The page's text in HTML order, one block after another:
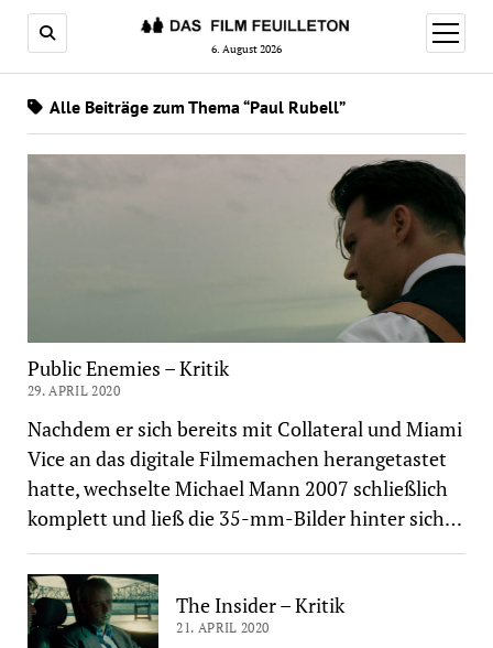
6. August 2026
Menü
öffnen
Alle Beiträge zum Thema “Paul Rubell”
Public Enemies – Kritik
29. APRIL 2020
Nachdem er sich bereits mit Collateral und Miami
Vice an das digitale Filmemachen herangetastet
hatte, wechselte Michael Mann 2007 schließlich
komplett und ließ die 35-mm-Bilder hinter sich…
The Insider – Kritik
21. APRIL 2020